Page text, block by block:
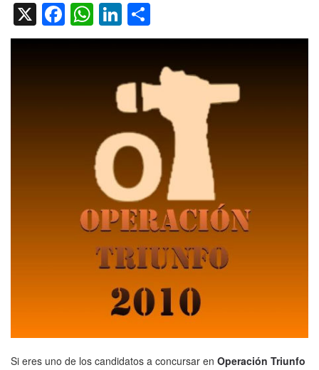
X Facebook
WhatsApp
LinkedIn
Si eres uno de los candidatos a concursar en Operación Triunfo